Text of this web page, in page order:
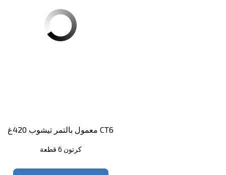
معمول بالتمر تيشوب 420غ CT6
كرتون 6 قطعة